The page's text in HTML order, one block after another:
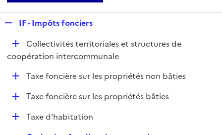
p
l
i
e
r
IF - Impôts fonciers
D
é
Collectivités territoriales et structures de
coopération intercommunale
DTaxe foncière sur les propriétés non bâties
DTaxe foncière sur les propriétés bâties
DTaxe d'habitation